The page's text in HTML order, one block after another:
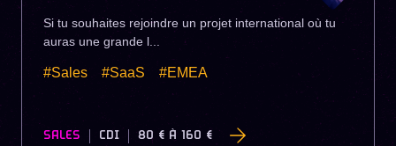
Si tu souhaites rejoindre un projet international où tu
auras une grande l...
#Sales #SaaS #EMEA
SALES CDI 80 € À 160 €